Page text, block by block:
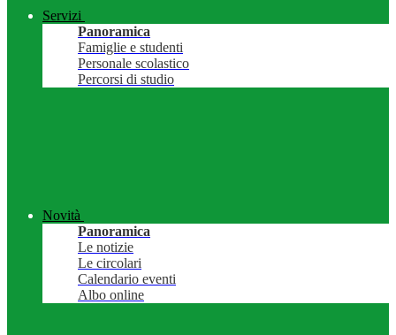
Servizi
Panoramica
Famiglie e studenti
Personale scolastico
Percorsi di studio
Novità
Panoramica
Le notizie
Le circolari
Calendario eventi
Albo online